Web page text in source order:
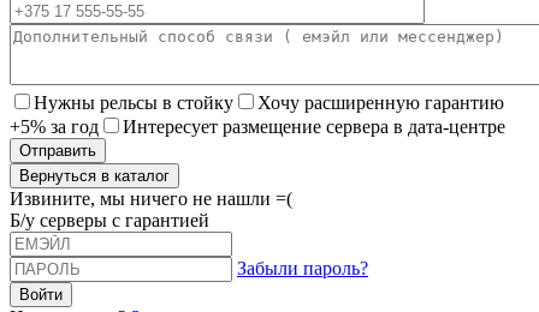
Нужны рельсы в стойку
Хочу расширенную гарантию
+5% за год
Интересует размещение сервера в дата-центре
Вернуться в каталог
Извините, мы ничего не нашли =(
Б/у серверы с гарантией
Забыли пароль?